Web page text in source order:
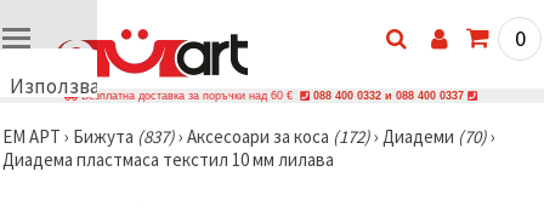
Използваме
🍪
Използваме
0
Безплатна доставка за поръчки над 60 € 088 400 0332 и 088 400 0337
ЕМ АРТ › Бижутa (837)› Аксесоари за коса (172)› Диадеми (70)›
Диадема пластмаса текстил 10 мм лилава